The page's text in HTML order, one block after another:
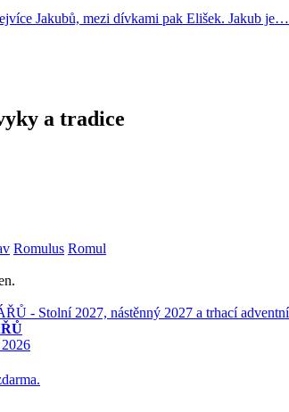
Jakubů, mezi dívkami pak Elišek. Jakub je…
a tradice
Romulus Romul